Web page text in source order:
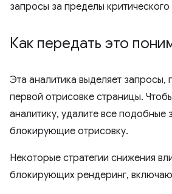
запросы за пределы критического
Как передать это
Эта аналитика выделяет запросы,
первой отрисовке страницы.
аналитику, удалите все подобные
блокирующие отрисовку.
Некоторые стратегии снижения
блокирующих рендеринг,